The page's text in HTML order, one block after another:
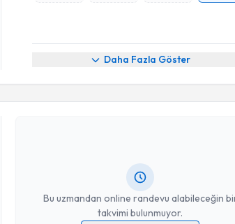
Daha Fazla Göster
Bu uzmandan online randevu alabileceğin
takvimi bulunmuyor.